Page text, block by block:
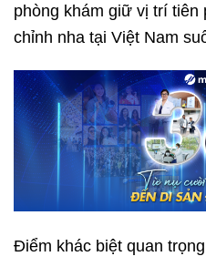
phòng khám giữ vị trí tiên
chỉnh nha tại Việt Nam
Điểm khác biệt quan